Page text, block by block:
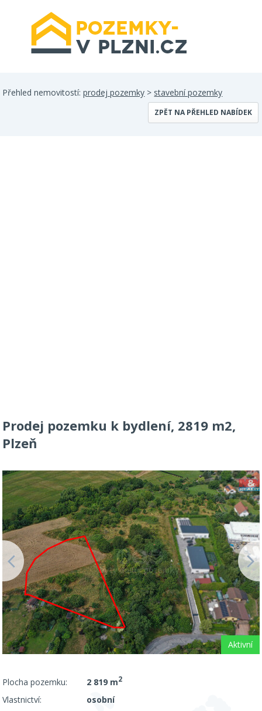
Přehled nemovitostí:prodej pozemky > stavební pozemky
ZPĚT NA PŘEHLED NABÍDEK
Prodej pozemku k bydlení, 2819 m2,
Plzeň
Aktivní
Plocha pozemku: 2 819 m2
Vlastnictví:
osobní